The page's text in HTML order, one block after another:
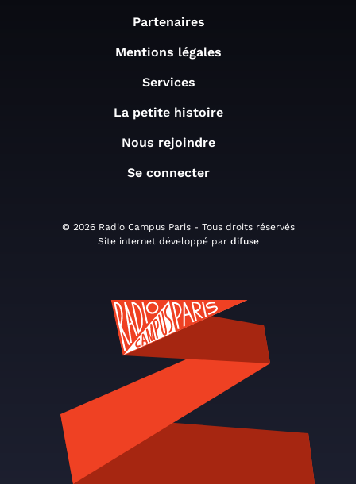
Partenaires
Mentions légales
Services
La petite histoire
Nous rejoindre
Se connecter
© 2026 Radio Campus Paris - Tous droits réservés
Site internet développé par difuse